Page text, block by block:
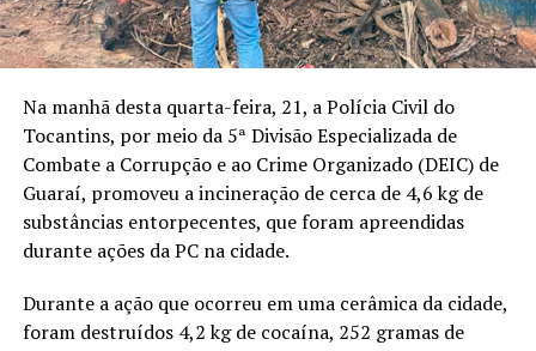
Na manhã desta quarta-feira, 21, a Polícia Civil do
Tocantins, por meio da 5ª Divisão Especializada de
Combate a Corrupção e ao Crime Organizado (DEIC) de
Guaraí, promoveu a incineração de cerca de 4,6 kg de
substâncias entorpecentes, que foram apreendidas
durante ações da PC na cidade.
Durante a ação que ocorreu em uma cerâmica da cidade,
foram destruídos 4,2 kg de cocaína, 252 gramas de